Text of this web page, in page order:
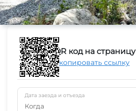
QR код на страницу
Скопировать ссылку
Дата заезда и отъезда
Когда